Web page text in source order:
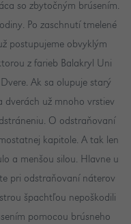
so zbytočným brúsením.
Po zaschnutí tmelené
postupujeme obvyklým
z farieb Balakryl Uni
Ak sa olupuje starý
dverách už mnoho vrstiev
O odstraňovaní
kapitole. A tak len
a menšou silou. Hlavne u
pri odstraňovaní náterov
špachtľou nepoškodili
pomocou brúsneho